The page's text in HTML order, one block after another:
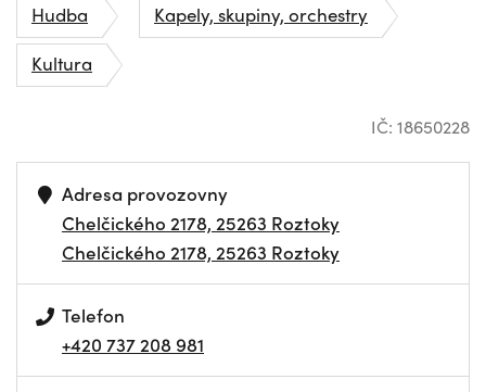
Hudba
Kapely, skupiny, orchestry
Kultura
IČ: 18650228
Adresa provozovny
Chelčického 2178, 25263 Roztoky
Chelčického 2178, 25263 Roztoky
Telefon
+420 737 208 981